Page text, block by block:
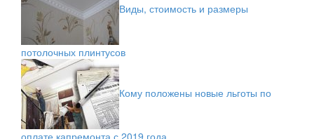
Виды, стоимость и размеры
потолочных плинтусов
Кому положены новые льготы по
оплате капремонта с 2019 года